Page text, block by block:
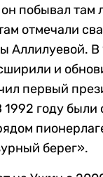
побывал
отмечали
Аллилуевой. В
и
первый
году были
берег».